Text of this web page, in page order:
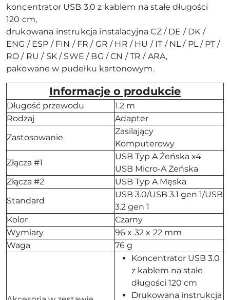
koncentrator USB 3.0 z kablem na stałe długości
120 cm,
drukowana instrukcja instalacyjna CZ / DE / DK /
ENG / ESP / FIN / FR / GR / HR / HU / IT / NL / PL / PT /
RO / RU / SK / SWE / BG / CN / TR / ARA,
pakowane w pudełku kartonowym.
Informacje o produkcie
Długość przewodu
1.2 m
Rodzaj
Adapter
Zastosowanie
Zasilający
Komputerowy
Złącza #1
USB Typ A Żeńska x4
USB Micro-A Żeńska
Złącza #2
USB Typ A Męska
Standard
USB 3.0/USB 3.1 gen 1/USB
3.2 gen 1
Kolor
Czarny
Wymiary
96 x 32 x 22 mm
Waga
76 g
Koncentrator USB 3.0
z kablem na stałe
długości 120 cm
Drukowana instrukcja